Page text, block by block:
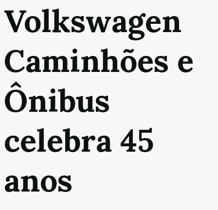
Volkswagen
Caminhões e
Ônibus
celebra 45
anos